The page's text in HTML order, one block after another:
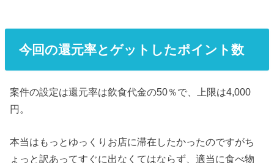
今回の還元率とゲットしたポイント数
案件の設定は還元率は飲食代金の50％で、上限は4,000
円。
本当はもっとゆっくりお店に滞在したかったのですがち
ょっと訳あってすぐに出なくてはならず、適当に食べ物